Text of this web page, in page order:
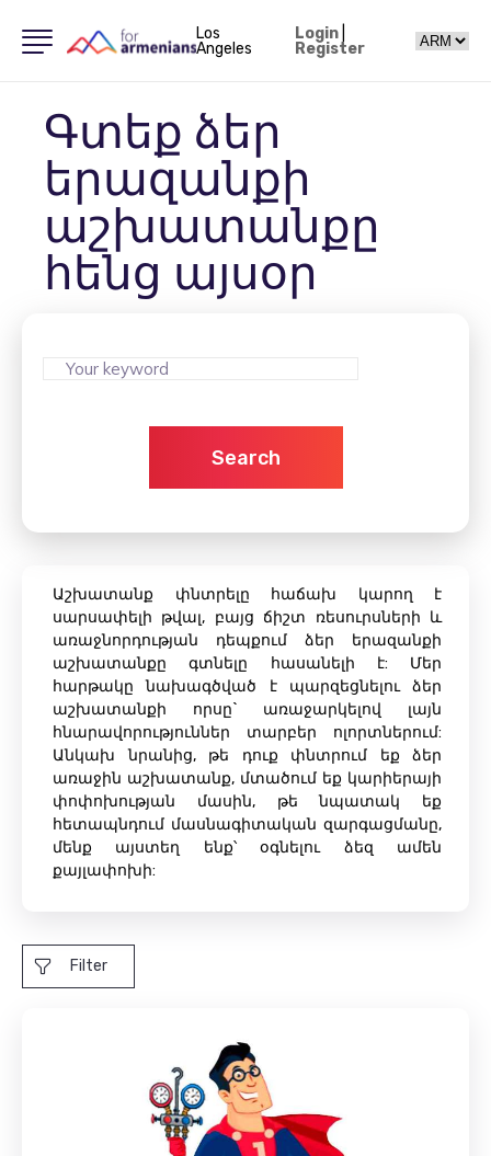
Los
Angeles
Login|
Register
Գտեք ձեր
երազանքի
աշխատանքը
հենց այսօր
Search
Աշխատանք փնտրելը հաճախ կարող է
սարսափելի թվալ, բայց ճիշտ ռեսուրսների և
առաջնորդության դեպքում ձեր երազանքի
աշխատանքը գտնելը հասանելի է: Մեր
հարթակը նախագծված է պարզեցնելու ձեր
աշխատանքի որսը` առաջարկելով լայն
հնարավորություններ տարբեր ոլորտներում:
Անկախ նրանից, թե դուք փնտրում եք ձեր
առաջին աշխատանք, մտածում եք կարիերայի
փոփոխության մասին, թե նպատակ եք
հետապնդում մասնագիտական ​​զարգացմանը,
մենք այստեղ ենք՝ օգնելու ձեզ ամեն
քայլափոխի:
Filter